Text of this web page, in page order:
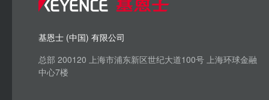
基恩士 (中国) 有限公司
总部 200120 上海市浦东新区世纪大道100号 上海环球金融
中心7楼